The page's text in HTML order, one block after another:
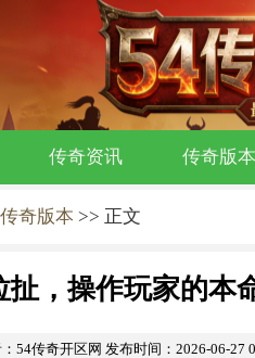
传奇资讯 传奇版本
传奇版本 >> 正文
扯，操作玩家的本
54传奇开区网 发布时间：2026-06-27